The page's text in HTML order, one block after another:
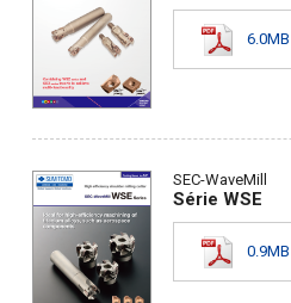
6.0MB
SEC-WaveMill
Série WSE
0.9MB